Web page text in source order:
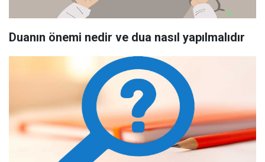
Duanın önemi nedir ve dua nasıl yapılmalıdır